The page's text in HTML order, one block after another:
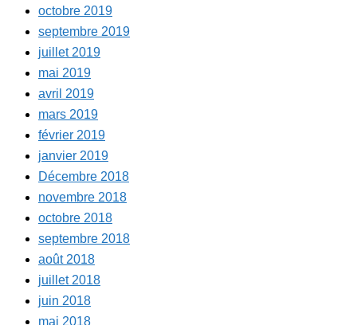
octobre 2019
septembre 2019
juillet 2019
mai 2019
avril 2019
mars 2019
février 2019
janvier 2019
Décembre 2018
novembre 2018
octobre 2018
septembre 2018
août 2018
juillet 2018
juin 2018
mai 2018